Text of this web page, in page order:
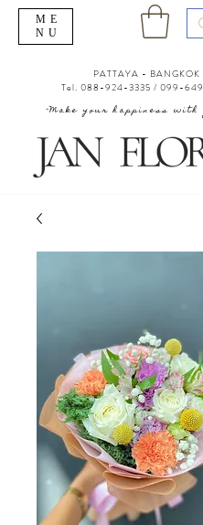
"Make your happiness
PATTAYA - BANGKOK
Tel. 088-924-3335 / 099-
ME
NU